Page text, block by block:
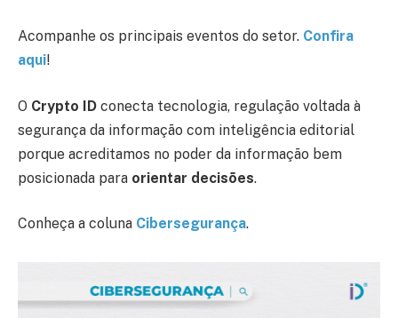
Acompanhe os principais eventos do setor. Confira
aqui!
O Crypto ID conecta tecnologia, regulação voltada à
segurança da informação com inteligência editorial
porque acreditamos no poder da informação bem
posicionada para orientar decisões.
Conheça a coluna Cibersegurança.